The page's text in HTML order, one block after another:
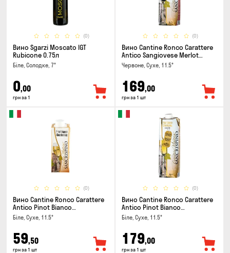
(0)
Вино Sgarzi Moscato IGT
Rubicone 0.75л
Біле, Солодке, 7°
0,00
грн за 1
(0)
Вино Cantine Ronco Carattere
Antico Sangiovese Merlot
Rubicone IGT 1л
Червоне, Сухе, 11.5°
169,00
грн за 1 шт
(0)
Вино Cantine Ronco Carattere
Antico Pinot Bianco
Chardonnay Rubicone IGT 0.25л
Біле, Сухе, 11.5°
59,50
грн за 1 шт
(0)
Вино Cantine Ronco Carattere
Antico Pinot Bianco
Chardonnay Rubicone IGT 1л
Біле, Сухе, 11.5°
179,00
грн за 1 шт